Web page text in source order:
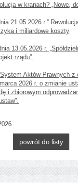
w kranach? „Nowe,
21.05.2026 r.”
i miliardowe koszty
13.05.2026 r.
rządu”.
Aktów Prawnych z
2026 r. o zmianie
i zbiorowym
powrót do listy